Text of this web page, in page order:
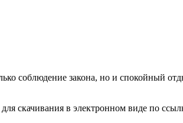
соблюдение закона, но и спокойный
скачивания в электронном виде по